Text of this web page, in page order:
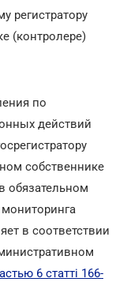
регистратору
(контролере)
по
действий
собственнике
обязательном
в соответствии
6 статті 166-